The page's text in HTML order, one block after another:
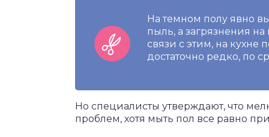
На темном полу явно
пыль, а загрязнения
связи с этим, на кухне
достаточно редко, по
Но специалисты утверждают, что
проблем, хотя мыть пол все равно